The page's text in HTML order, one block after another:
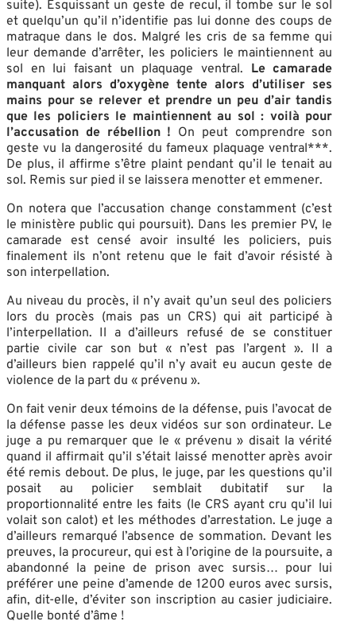
suite). Esquissant un geste de recul, il tombe sur le sol
et quelqu’un qu’il n’identifie pas lui donne des coups de
matraque dans le dos. Malgré les cris de sa femme qui
leur demande d’arrêter, les policiers le maintiennent au
sol en lui faisant un plaquage ventral. Le camarade
manquant alors d’oxygène tente alors d’utiliser ses
mains pour se relever et prendre un peu d’air tandis
que les policiers le maintiennent au sol : voilà pour
l’accusation de rébellion ! On peut comprendre son
geste vu la dangerosité du fameux plaquage ventral***.
De plus, il affirme s’être plaint pendant qu’il le tenait au
sol. Remis sur pied il se laissera menotter et emmener.
On notera que l’accusation change constamment (c’est
le ministère public qui poursuit). Dans les premier PV, le
camarade est censé avoir insulté les policiers, puis
finalement ils n’ont retenu que le fait d’avoir résisté à
son interpellation.
Au niveau du procès, il n’y avait qu’un seul des policiers
lors du procès (mais pas un CRS) qui ait participé à
l’interpellation. Il a d’ailleurs refusé de se constituer
partie civile car son but « n’est pas l’argent ». Il a
d’ailleurs bien rappelé qu’il n’y avait eu aucun geste de
violence de la part du « prévenu ».
On fait venir deux témoins de la défense, puis l’avocat de
la défense passe les deux vidéos sur son ordinateur. Le
juge a pu remarquer que le « prévenu » disait la vérité
quand il affirmait qu’il s’était laissé menotter après avoir
été remis debout. De plus, le juge, par les questions qu’il
posait au policier semblait dubitatif sur la
proportionnalité entre les faits (le CRS ayant cru qu’il lui
volait son calot) et les méthodes d’arrestation. Le juge a
d’ailleurs remarqué l’absence de sommation. Devant les
preuves, la procureur, qui est à l’origine de la poursuite, a
abandonné la peine de prison avec sursis… pour lui
préférer une peine d’amende de 1200 euros avec sursis,
afin, dit-elle, d’éviter son inscription au casier judiciaire.
Quelle bonté d’âme !